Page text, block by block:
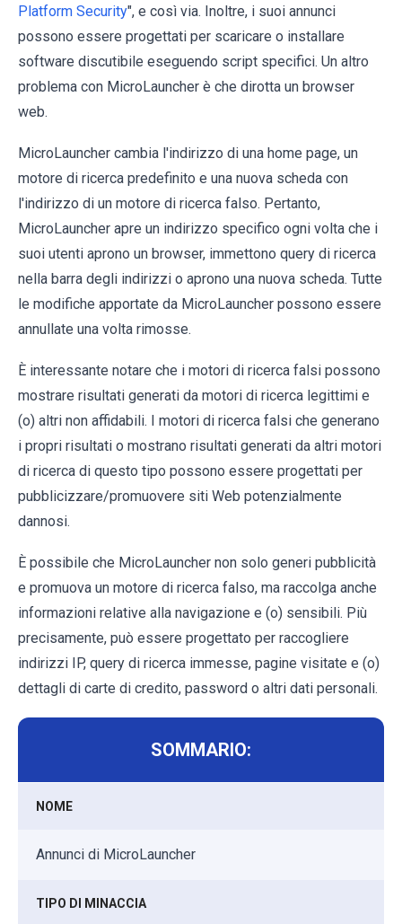
Platform Security", e così via. Inoltre, i suoi annunci
possono essere progettati per scaricare o installare
software discutibile eseguendo script specifici. Un altro
problema con MicroLauncher è che dirotta un browser
web.
MicroLauncher cambia l'indirizzo di una home page, un
motore di ricerca predefinito e una nuova scheda con
l'indirizzo di un motore di ricerca falso. Pertanto,
MicroLauncher apre un indirizzo specifico ogni volta che i
suoi utenti aprono un browser, immettono query di ricerca
nella barra degli indirizzi o aprono una nuova scheda. Tutte
le modifiche apportate da MicroLauncher possono essere
annullate una volta rimosse.
È interessante notare che i motori di ricerca falsi possono
mostrare risultati generati da motori di ricerca legittimi e
(o) altri non affidabili. I motori di ricerca falsi che generano
i propri risultati o mostrano risultati generati da altri motori
di ricerca di questo tipo possono essere progettati per
pubblicizzare/promuovere siti Web potenzialmente
dannosi.
È possibile che MicroLauncher non solo generi pubblicità
e promuova un motore di ricerca falso, ma raccolga anche
informazioni relative alla navigazione e (o) sensibili. Più
precisamente, può essere progettato per raccogliere
indirizzi IP, query di ricerca immesse, pagine visitate e (o)
dettagli di carte di credito, password o altri dati personali.
SOMMARIO:
NOME
Annunci di MicroLauncher
TIPO DI MINACCIA